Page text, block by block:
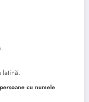
latină.
cu numele